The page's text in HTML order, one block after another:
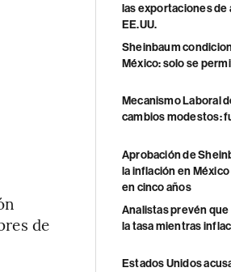
de
las exportaciones
EE.UU.
Sheinbaum
México: solo se
Mecanismo Laboral
cambios modestos:
Aprobación de
la inflación en
en cinco años
Analistas prevén
la tasa mientras
Estados Unidos